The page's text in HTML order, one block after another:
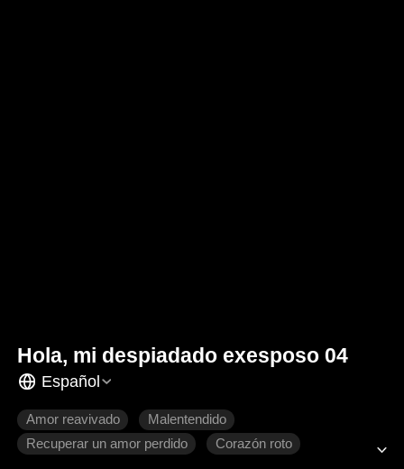
Hola, mi despiadado exesposo 04
Español
Amor reavivado
Malentendido
Recuperar un amor perdido
Corazón roto